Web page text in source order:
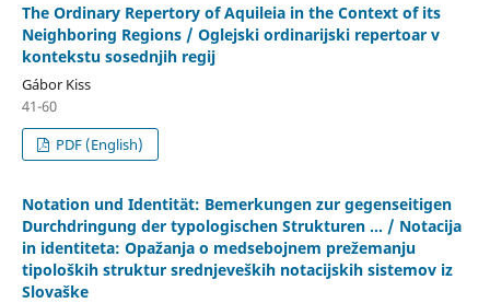
The Ordinary Repertory of Aquileia in the Context of its
Neighboring Regions / Oglejski ordinarijski repertoar v
kontekstu sosednjih regij
Gábor Kiss
41-60
PDF (English)
Notation und Identität: Bemerkungen zur gegenseitigen
Durchdringung der typologischen Strukturen ... / Notacija
in identiteta: Opažanja o medsebojnem prežemanju
tipoloških struktur srednjeveških notacijskih sistemov iz
Slovaške